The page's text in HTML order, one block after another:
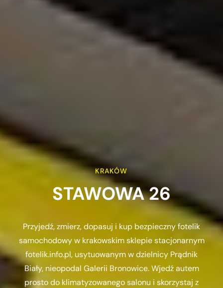
KRAKÓW
STAWOWA 26
Przyjedź, zmierz, dopasuj i kup bezpieczny fotelik
samochodowy w krakowskim sklepie stacjonarnym
fotelik.info.pl, usytuowanym w dzielnicy Prądnik
Biały, nieopodal Galerii Bronowice. Wjedź autem
prosto do klimatyzowanego salonu i skorzystaj z